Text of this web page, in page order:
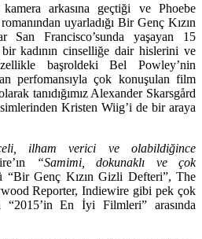
arkasına geçtiği ve Phoebe
uyarladığı Bir Genç Kızın
San Francisco’sunda yaşayan 15
kadının cinselliğe dair hislerini ve
başroldekiBel Powley’nin
perfomansıyla çok konuşulan film
tanıdığımız Alexander Skarsgård
Kristen Wiig’i de bir araya
ilham verici ve olabildiğince
“Samimi, dokunaklı ve çok
“Bir Genç Kızın Gizli Defteri”, The
Reporter, Indiewire gibi pek çok
“2015’in En İyi Filmleri” arasında